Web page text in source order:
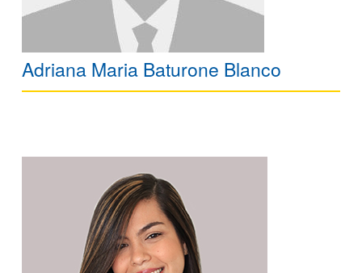
Adriana Maria Baturone Blanco